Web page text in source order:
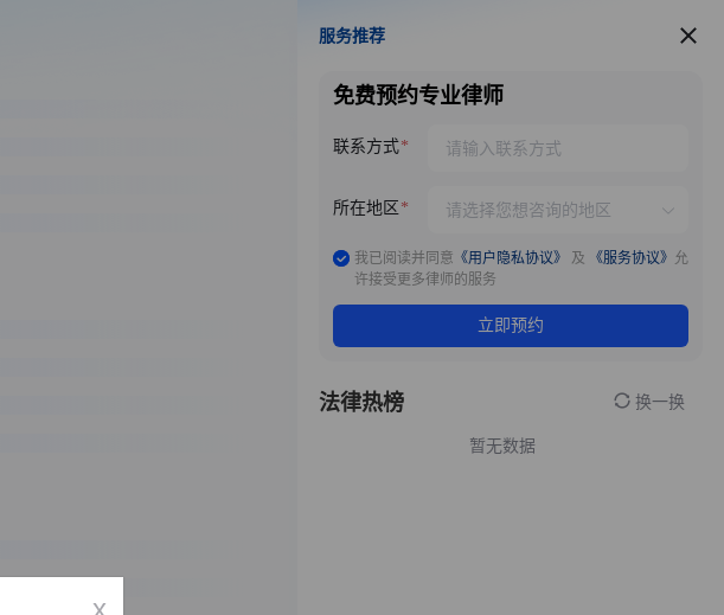
服务推荐
服务推荐
免费预约专业律师
联系方式
所在地区
我已阅读并同意 《用户隐私协议》 及 《服务协议》 允
许接受更多律师的服务
立即预约
法律热榜 换一换
暂无数据
x